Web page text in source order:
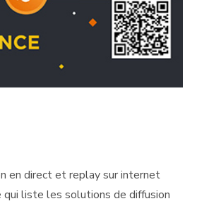
en direct et replay sur internet
liste les solutions de diffusion